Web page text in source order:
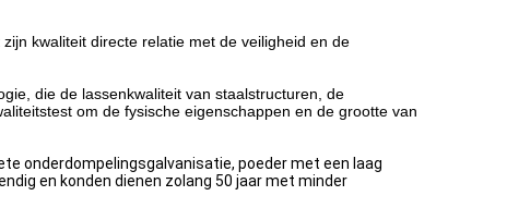
kwaliteit directe relatie met de veiligheid en de
die de lassenkwaliteit van staalstructuren, de
om de fysische eigenschappen en de grootte van
onderdompelingsgalvanisatie, poeder met een laag
en konden dienen zolang 50 jaar met minder